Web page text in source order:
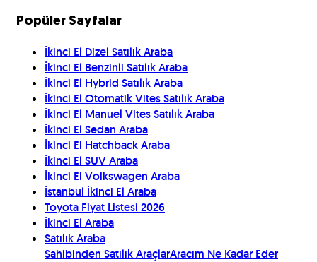
Popüler Sayfalar
İkinci El Dizel Satılık Araba
İkinci El Benzinli Satılık Araba
İkinci El Hybrid Satılık Araba
İkinci El Otomatik Vites Satılık Araba
İkinci El Manuel Vites Satılık Araba
İkinci El Sedan Araba
İkinci El Hatchback Araba
İkinci El SUV Araba
İkinci El Volkswagen Araba
İstanbul İkinci El Araba
Toyota Fiyat Listesi 2026
İkinci El Araba
Satılık Araba
Sahibinden Satılık AraçlarAracım Ne Kadar Eder